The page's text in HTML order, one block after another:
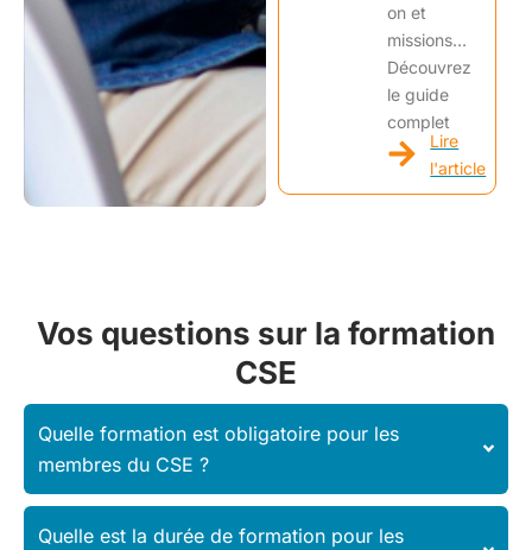
on et
missions…
Découvrez
le guide
complet
Lire
l'article
Vos questions sur la formation
CSE
Quelle formation est obligatoire pour les
membres du CSE ?
Quelle est la durée de formation pour les